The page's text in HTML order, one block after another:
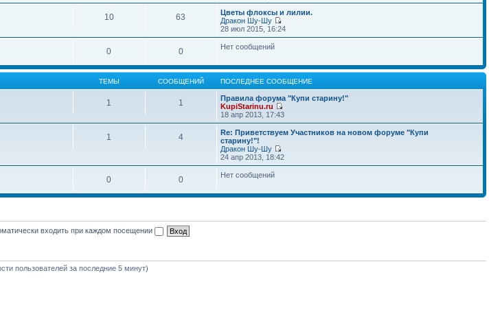
10 63
Цветы флоксы и лилии.
Дракон Шу-Шу
28 июл 2015, 16:24
0 0 Нет сообщений
ТЕМЫ СООБЩЕНИЙ ПОСЛЕДНЕЕ СООБЩЕНИЕ
1 1
Правила форума "Купи старину!"
KupiStarinu.ru
18 апр 2013, 17:43
1 4
Re: Приветствуем Участников на новом форуме "Купи
старину!"!
Дракон Шу-Шу
24 апр 2013, 18:42
0 0 Нет сообщений
входить при каждом посещении
пользователей за последние 5 минут)